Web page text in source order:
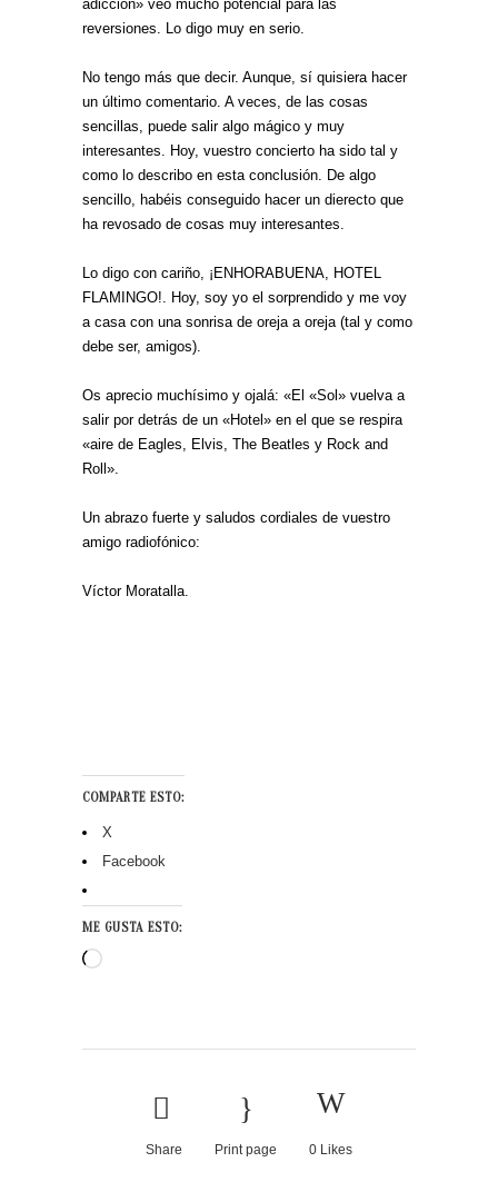
adicción» veo mucho potencial para las
reversiones. Lo digo muy en serio.
No tengo más que decir. Aunque, sí quisiera hacer
un último comentario. A veces, de las cosas
sencillas, puede salir algo mágico y muy
interesantes. Hoy, vuestro concierto ha sido tal y
como lo describo en esta conclusión. De algo
sencillo, habéis conseguido hacer un dierecto que
ha revosado de cosas muy interesantes.
Lo digo con cariño, ¡ENHORABUENA, HOTEL
FLAMINGO!. Hoy, soy yo el sorprendido y me voy
a casa con una sonrisa de oreja a oreja (tal y como
debe ser, amigos).
Os aprecio muchísimo y ojalá: «El «Sol» vuelva a
salir por detrás de un «Hotel» en el que se respira
«aire de Eagles, Elvis, The Beatles y Rock and
Roll».
Un abrazo fuerte y saludos cordiales de vuestro
amigo radiofónico:
Víctor Moratalla.
COMPARTE ESTO:
X
Facebook
ME GUSTA ESTO:
Cargando...
Share Print page 0 Likes